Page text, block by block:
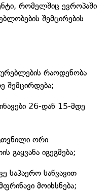
რომელშიც ევროპაში
შემცირების
რაოდენობა
შემცირდება;
26-დან 15-მდე
ორი
გაყვანა იგეგმება;
საჰაერო საწვავით
მოიხსნება;